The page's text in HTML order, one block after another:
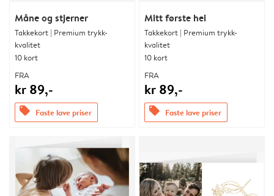
Måne og stjerner
Takkekort | Premium trykk-
kvalitet
10 kort
FRA
kr 89,-
offers Faste lave priser
Mitt første hei
Takkekort | Premium trykk-
kvalitet
10 kort
FRA
kr 89,-
offers Faste lave priser